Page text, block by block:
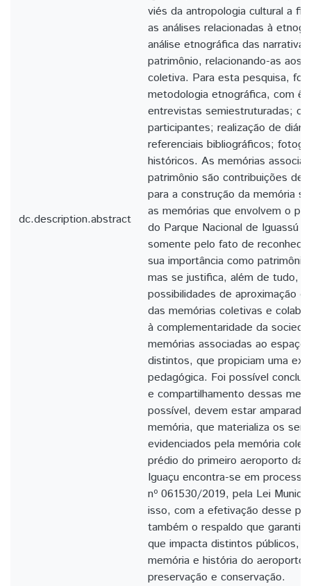
dc.description.abstract
viés da antropologia cultural a
as análises relacionadas à
análise etnográfica das
patrimônio, relacionando-as aos
coletiva. Para esta pesquisa, foi
metodologia etnográfica, com
entrevistas semiestruturadas;
participantes; realização de
referenciais bibliográficos;
históricos. As memórias
patrimônio são contribuições de
para a construção da memória
as memórias que envolvem o
do Parque Nacional de Iguassú
somente pelo fato de
sua importância como
mas se justifica, além de tudo,
possibilidades de aproximação
das memórias coletivas e
à complementaridade da
memórias associadas ao
distintos, que propiciam uma
pedagógica. Foi possível
e compartilhamento dessas
possível, devem estar
memória, que materializa os
evidenciados pela memória
prédio do primeiro aeroporto da
Iguaçu encontra-se em
nº 061530/2019, pela Lei
isso, com a efetivação desse
também o respaldo que
que impacta distintos públicos,
memória e história do aeroporto
preservação e conservação.